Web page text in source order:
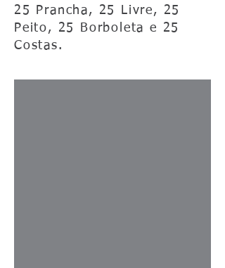
25 Prancha, 25 Livre, 25
Peito, 25 Borboleta e 25
Costas.